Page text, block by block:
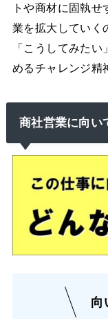
トや商材に固執
業を拡大していく
「こうしてみた
めるチャレンジ精
商社営業に向い
向